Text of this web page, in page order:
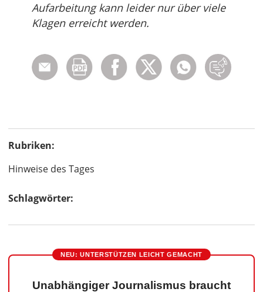
Aufarbeitung kann leider nur über viele
Klagen erreicht werden.
Rubriken:
Hinweise des Tages
Schlagwörter:
NEU: UNTERSTÜTZEN LEICHT GEMACHT
Unabhängiger Journalismus braucht